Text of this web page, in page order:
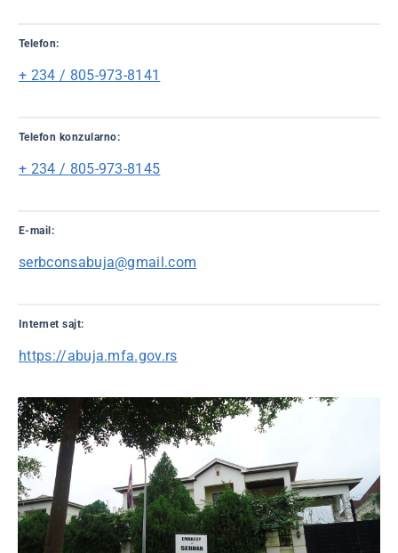
Telefon:
+ 234 / 805-973-8141
Telefon konzularno:
+ 234 / 805-973-8145
E-mail:
serbconsabuja@gmail.com
Internet sajt:
https://abuja.mfa.gov.rs